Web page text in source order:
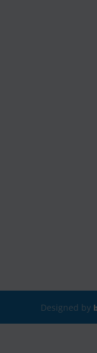
Designed by